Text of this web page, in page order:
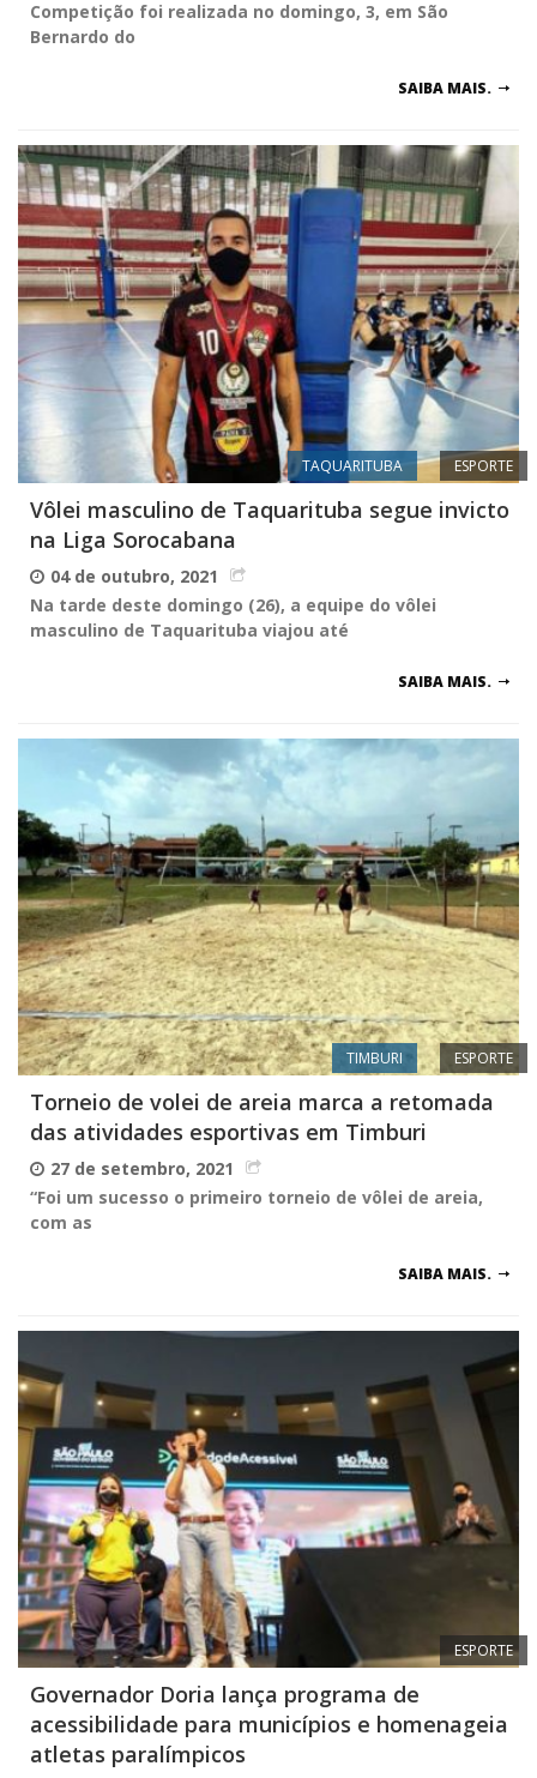
Competição foi realizada no domingo, 3, em São
Bernardo do
SAIBA MAIS.
TAQUARITUBA ESPORTE
Vôlei masculino de Taquarituba segue invicto
na Liga Sorocabana
04 de outubro, 2021
Na tarde deste domingo (26), a equipe do vôlei
masculino de Taquarituba viajou até
SAIBA MAIS.
TIMBURI ESPORTE
Torneio de volei de areia marca a retomada
das atividades esportivas em Timburi
27 de setembro, 2021
“Foi um sucesso o primeiro torneio de vôlei de areia,
com as
SAIBA MAIS.
ESPORTE
Governador Doria lança programa de
acessibilidade para municípios e homenageia
atletas paralímpicos